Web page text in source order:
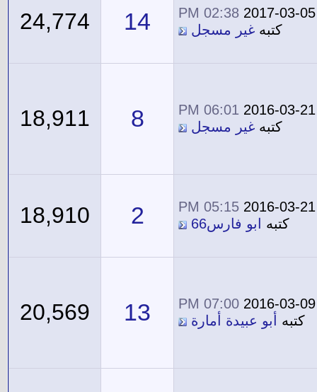
2017-03-05
02:38 PM
كتبه غير مسجل 14
24,774
2016-03-21
06:01 PM
كتبه غير مسجل 8
18,911
2016-03-21
05:15 PM
كتبه
ابو فارس66 2
18,910
2016-03-09
07:00 PM
كتبه
أبو عبيدة أمارة 13
20,569